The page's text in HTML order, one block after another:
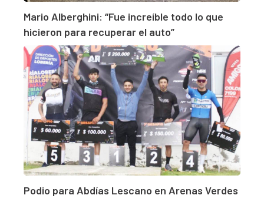
Mario Alberghini: “Fue increíble todo lo que
hicieron para recuperar el auto”
Podio para Abdías Lescano en Arenas Verdes